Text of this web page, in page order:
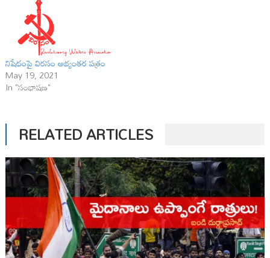
నిషేధంపై విరసం అభ్యంతర పత్రం
May 19, 2021
In "సంభాషణ"
RELATED ARTICLES